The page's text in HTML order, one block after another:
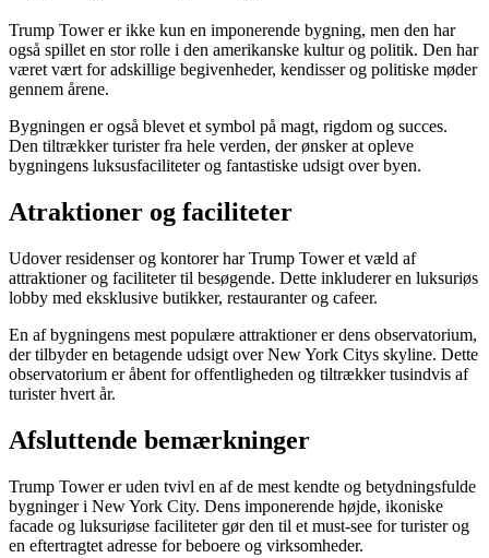
Trump Tower er ikke kun en imponerende bygning, men den har
også spillet en stor rolle i den amerikanske kultur og politik. Den har
været vært for adskillige begivenheder, kendisser og politiske møder
gennem årene.
Bygningen er også blevet et symbol på magt, rigdom og succes.
Den tiltrækker turister fra hele verden, der ønsker at opleve
bygningens luksusfaciliteter og fantastiske udsigt over byen.
Atraktioner og faciliteter
Udover residenser og kontorer har Trump Tower et væld af
attraktioner og faciliteter til besøgende. Dette inkluderer en luksuriøs
lobby med eksklusive butikker, restauranter og cafeer.
En af bygningens mest populære attraktioner er dens observatorium,
der tilbyder en betagende udsigt over New York Citys skyline. Dette
observatorium er åbent for offentligheden og tiltrækker tusindvis af
turister hvert år.
Afsluttende bemærkninger
Trump Tower er uden tvivl en af ​​de mest kendte og betydningsfulde
bygninger i New York City. Dens imponerende højde, ikoniske
facade og luksuriøse faciliteter gør den til et must-see for turister og
en eftertragtet adresse for beboere og virksomheder.